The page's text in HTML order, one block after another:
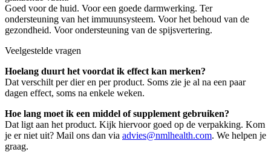
Goed voor de huid. Voor een goede darmwerking. Ter
ondersteuning van het immuunsysteem. Voor het behoud van de
gezondheid. Voor ondersteuning van de spijsvertering.
Veelgestelde vragen
Hoelang duurt het voordat ik effect kan merken?
Dat verschilt per dier en per product. Soms zie je al na een paar
dagen effect, soms na enkele weken.
Hoe lang moet ik een middel of supplement gebruiken?
Dat ligt aan het product. Kijk hiervoor goed op de verpakking. Kom
je er niet uit? Mail ons dan via advies@nmlhealth.com. We helpen je
graag.